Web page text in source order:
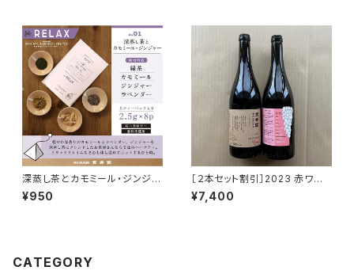
深蒸し茶とカモミール・ジンジャ
ー [ティーバッグ 2.5ｇ×８P]
¥950
［２本セット割引］2023 赤ワイ
ン ピノ・ノワール100％ １
本 と 2022 ロゼ １本
¥7,400
CATEGORY